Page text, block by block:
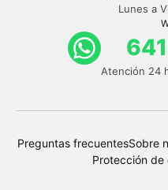
Lunes a
Atención 24
Preguntas frecuentesSobre
Protección de